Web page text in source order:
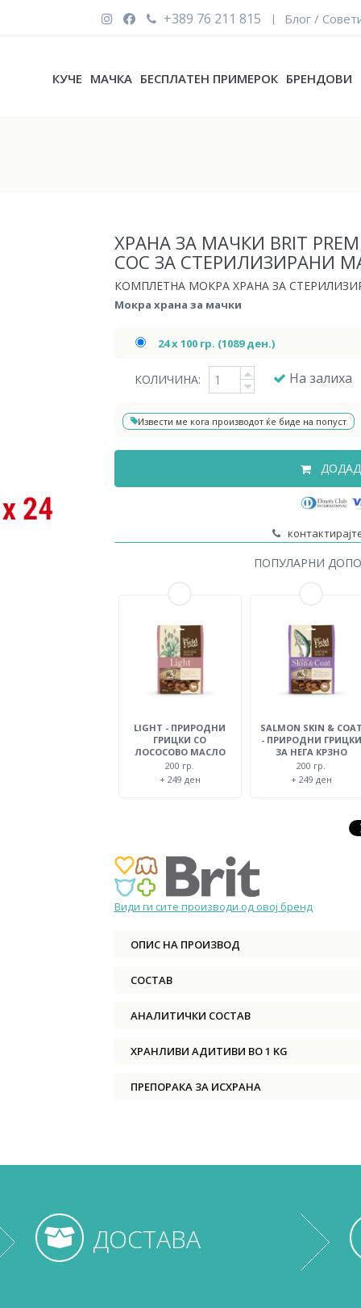
+389 76 211 815 | Блог /
КУЧЕ МАЧКА БЕСПЛАТЕН ПРИМЕРОК БРЕНДОВИ
ХРАНА ЗА МАЧКИ BRIT
СОС ЗА СТЕРИЛИЗИРАНИ
КОМПЛЕТНА МОКРА ХРАНА ЗА
Мокра храна за мачки
24 x 100 гр. (1089 ден.)
КОЛИЧИНА: На залиха
Извести ме кога производот ќе биде на попуст
ПОПУЛАРНИ
LIGHT - ПРИРОДНИ
ГРИЦКИ СО
ЛОСОСОВО МАСЛО
200 гр.
+ 249 ден
SALMON SKIN &
- ПРИРОДНИ ГРИЦКИ
ЗА НЕГА КРЗНО
200 гр.
+ 249 ден
Види ги сите производи од овој бренд
ОПИС НА ПРОИЗВОД
СОСТАВ
АНАЛИТИЧКИ СОСТАВ
ХРАНЛИВИ АДИТИВИ ВО 1 KG
ПРЕПОРАКА ЗА ИСХРАНА
ДОСТАВА